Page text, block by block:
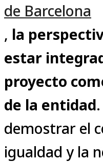
de Barcelona
, la
estar
proyecto
de la entidad
demostrar el
igualdad y la